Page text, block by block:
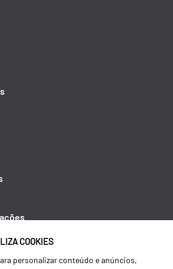
COOKIES
personalizar conteúdo e anúncios,
(RGPC)